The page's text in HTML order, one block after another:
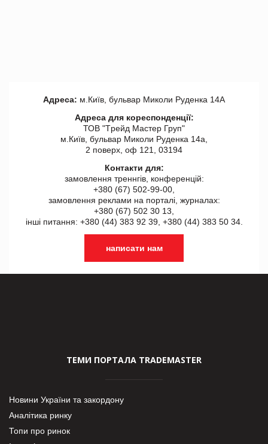
Адреса: м.Київ, бульвар Миколи Руденка 14А
Адреса для кореспонденції:
ТОВ "Tрейд Мастер Груп"
м.Київ, бульвар Миколи Руденка 14а,
2 поверх, оф 121, 03194
Контакти для:
замовлення треннгів, конференцій:
+380 (67) 502-99-00,
замовлення реклами на порталі, журналах:
+380 (67) 502 30 13,
інші питання: +380 (44) 383 92 39, +380 (44) 383 50 34.
написати нам
ТЕМИ ПОРТАЛА TRADEMASTER
Новини України та закордону
Аналітика ринку
Топи про ринок